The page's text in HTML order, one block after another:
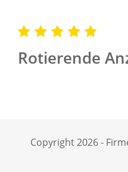
Rotierende
Copyright 2026 -